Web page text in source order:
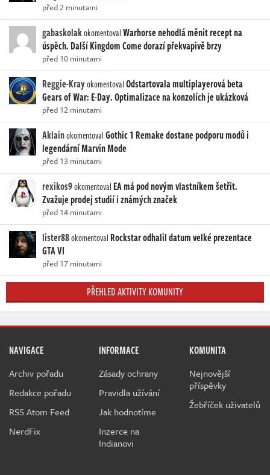
před 2 minutami
gabaskolakokomentovalWarhorse nehodlá měnit recept na
úspěch. Další Kingdom Come dorazí překvapivě brzy
před 10 minutami
Reggie-KrayokomentovalOdstartovala multiplayerová beta
Gears of War: E-Day. Optimalizace na konzolích je ukázková
před 12 minutami
AklainokomentovalGothic 1 Remake dostane podporu modů i
legendární Marvin Mode
před 13 minutami
rexikos9okomentoval EA má pod novým vlastníkem šetřit.
Zvažuje prodej studií i známých značek
před 14 minutami
lister88okomentoval Rockstar odhalil datum velké prezentace
GTA VI
před 17 minutami
PŘEHLED AKTIVITY KOMUNITY
NAVIGACE
Archiv pořadu
Redakce pořadu
RSS Atom Feed
NerdFix
INFORMACE
Zásady ochrany
Pravidla užívání
Jak hodnotíme
Inzerce na
Indianovi
KOMUNITA
Nejnovější
příspěvky
Žebříček uživatelů